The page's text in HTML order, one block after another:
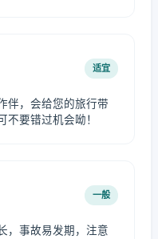
适宜
伴，会给您的旅行带
要错过机会呦！
一般
，事故易发期，注意